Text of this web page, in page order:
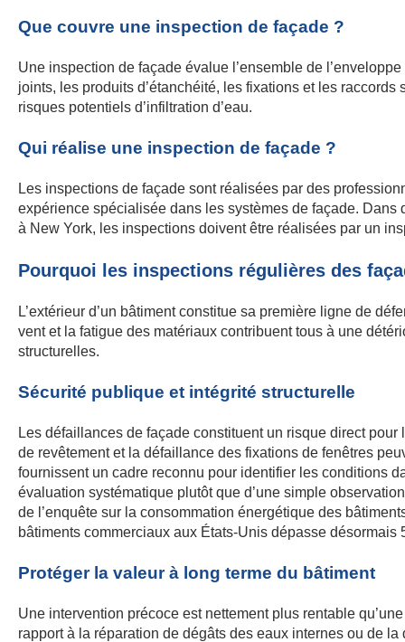
Que couvre une inspection de façade ?
Une inspection de façade évalue l’ensemble de
joints, les produits d’étanchéité, les fixations et les
risques potentiels d’infiltration d’eau.
Qui réalise une inspection de façade ?
Les inspections de façade sont réalisées par des
expérience spécialisée dans les systèmes de façade.
à New York, les inspections doivent être réalisées par un
Pourquoi les inspections régulières des
L’extérieur d’un bâtiment constitue sa première ligne de
vent et la fatigue des matériaux contribuent tous à une
structurelles.
Sécurité publique et intégrité structurelle
Les défaillances de façade constituent un risque direct
de revêtement et la défaillance des fixations de fenêtres
fournissent un cadre reconnu pour identifier les conditions
évaluation systématique plutôt que d’une simple
de l’enquête sur la consommation énergétique des
bâtiments commerciaux aux États-Unis dépasse
Protéger la valeur à long terme du bâtiment
Une intervention précoce est nettement plus rentable
rapport à la réparation de dégâts des eaux internes ou de